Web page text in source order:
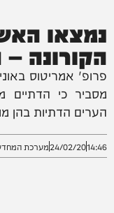
נמצאו
הקורונה
פרופ' אמריטוס
מסביר כי
הערים הדתיות בהן
14:46
24/02/20מערכת